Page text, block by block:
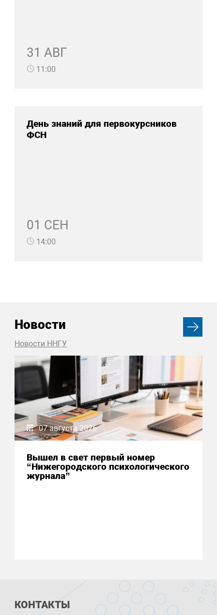
31 АВГ
11:00
День знаний для первокурсников
ФСН
01 СЕН
14:00
Новости
Новости ННГУ
07 августа 2026
Вышел в свет первый номер
“Нижегородского психологического
журнала”
КОНТАКТЫ